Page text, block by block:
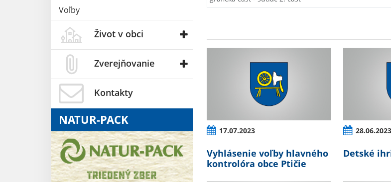
Voľby
Život v obci
Zverejňovanie
Kontakty
NATUR-PACK
17.07.2023
Vyhlásenie voľby hlavného
kontrolóra obce Ptičie
28.06.2023
Detské